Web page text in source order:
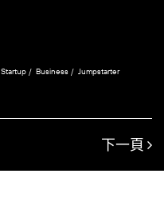
Startup Business
Jumpstarter
下一頁